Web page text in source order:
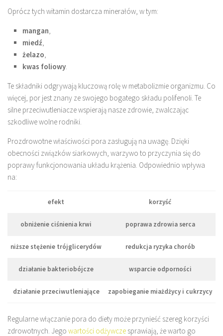
Oprócz tych witamin dostarcza minerałów, w tym:
mangan,
miedź,
żelazo,
kwas foliowy.
Te składniki odgrywają kluczową rolę w metabolizmie organizmu. Co
więcej, por jest znany ze swojego bogatego składu polifenoli. Te
silne przeciwutleniacze wspierają nasze zdrowie, zwalczając
szkodliwe wolne rodniki.
Prozdrowotne właściwości pora zasługują na uwagę. Dzięki
obecności związków siarkowych, warzywo to przyczynia się do
poprawy funkcjonowania układu krążenia. Odpowiednio wpływa
na:
efekt korzyść
obniżenie ciśnienia krwi poprawa zdrowia serca
niższe stężenie trójglicerydów redukcja ryzyka chorób
działanie bakteriobójcze wsparcie odporności
działanie przeciwutleniające zapobieganie miażdżycy i cukrzycy
Regularne włączanie pora do diety może przynieść szereg korzyści
zdrowotnych. Jego wartości odżywcze sprawiają, że warto go